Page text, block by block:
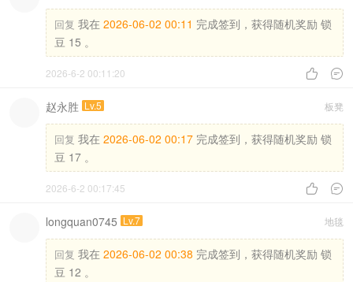
回复 我在 2026-06-02 00:11 完成签到，获得随机奖励 锁
豆 15 。
 
2026-6-2 00:11:20
板凳
赵永胜 Lv.5
回复 我在 2026-06-02 00:17 完成签到，获得随机奖励 锁
豆 17 。
 
2026-6-2 00:17:45
地毯
longquan0745 Lv.7
回复 我在 2026-06-02 00:38 完成签到，获得随机奖励 锁
豆 12 。